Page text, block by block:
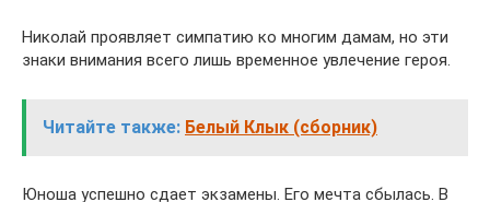
Николай проявляет симпатию ко многим дамам, но эти
знаки внимания всего лишь временное увлечение героя.
Читайте также: Белый Клык (сборник)
Юноша успешно сдает экзамены. Его мечта сбылась. В